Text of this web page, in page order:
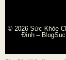
© 2026 Sức Khỏe
Đình –